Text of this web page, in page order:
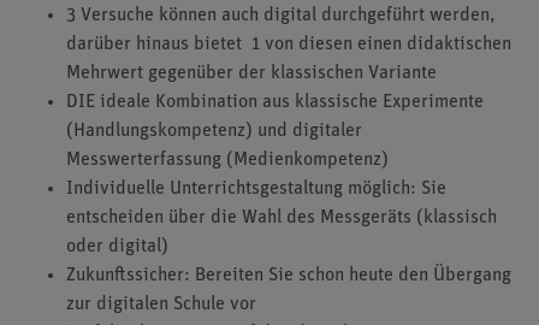
3 Versuche können auch digital durchgeführt werden,
darüber hinaus bietet 1 von diesen einen didaktischen
Mehrwert gegenüber der klassischen Variante
DIE ideale Kombination aus klassische Experimente
(Handlungskompetenz) und digitaler
Messwerterfassung (Medienkompetenz)
Individuelle Unterrichtsgestaltung möglich: Sie
entscheiden über die Wahl des Messgeräts (klassisch
oder digital)
Zukunftssicher: Bereiten Sie schon heute den Übergang
zur digitalen Schule vor